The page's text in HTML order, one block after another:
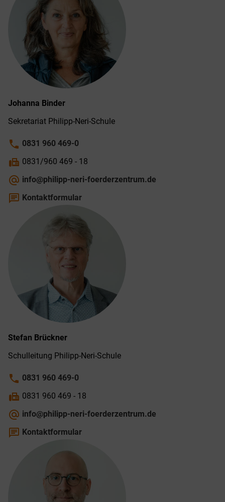
Johanna Binder
Sekretariat Philipp-Neri-Schule
phone 0831 960 469-0
fax 0831/960 469 - 18
alternate_email info@philipp-neri-foerderzentrum.de
chat Kontaktformular
Stefan Brückner
Schulleitung Philipp-Neri-Schule
phone 0831 960 469-0
fax 0831 960 469 - 18
alternate_email info@philipp-neri-foerderzentrum.de
chat Kontaktformular